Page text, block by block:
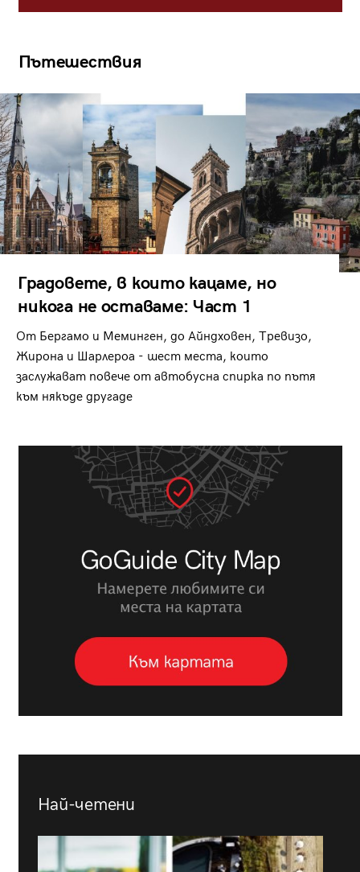
Пътешествия
Градовете, в които кацаме, но
никога не оставаме: Част 1
От Бергамо и Меминген, до Айндховен, Тревизо,
Жирона и Шарлероа - шест места, които
заслужават повече от автобусна спирка по пътя
към някъде другаде
Най-четени